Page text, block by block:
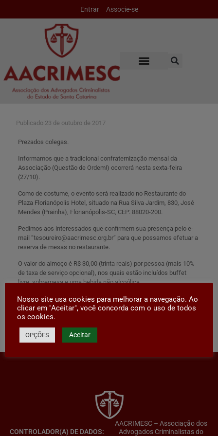
Entrar Associe-se
Publicado 23 de outubro de 2017
Prezados colegas.
Informamos que a tradicional confraternização mensal da
Associação (Questão de Ordem!) ocorrerá nesta sexta-feira
(27/10).
Como de costume, o evento será realizado no Restaurante do
Plaza Florianópolis Hotel, situado na Rua Silva Jardim, 830, José
Mendes (Prainha), Florianópolis-SC, CEP: 88020-200.
Pedimos aos interessados que confirmem sua presença pelo e-
mail “tesoureiro@aacrimesc.org.br” para que possamos efetuar a
reserva de mesas no restaurante.
O valor do almoço é R$ 30,00 (trinta reais) por pessoa (mais 10%
de taxa de serviço opcional), nos quais estão incluídos buffet
livre, sobremesa e uma bebida não alcoólica.
Contamos com a presença de todos!
Compartilhar
CONTROLADOR(A) DE DADOS:
AACRIMESC – Associação dos
Advogados Criminalistas do
Nosso site usa cookies para melhorar a navegação. Ao
clicar em "Aceitar", você concorda com o uso de todos
os cookies.
OPÇÕES Aceitar